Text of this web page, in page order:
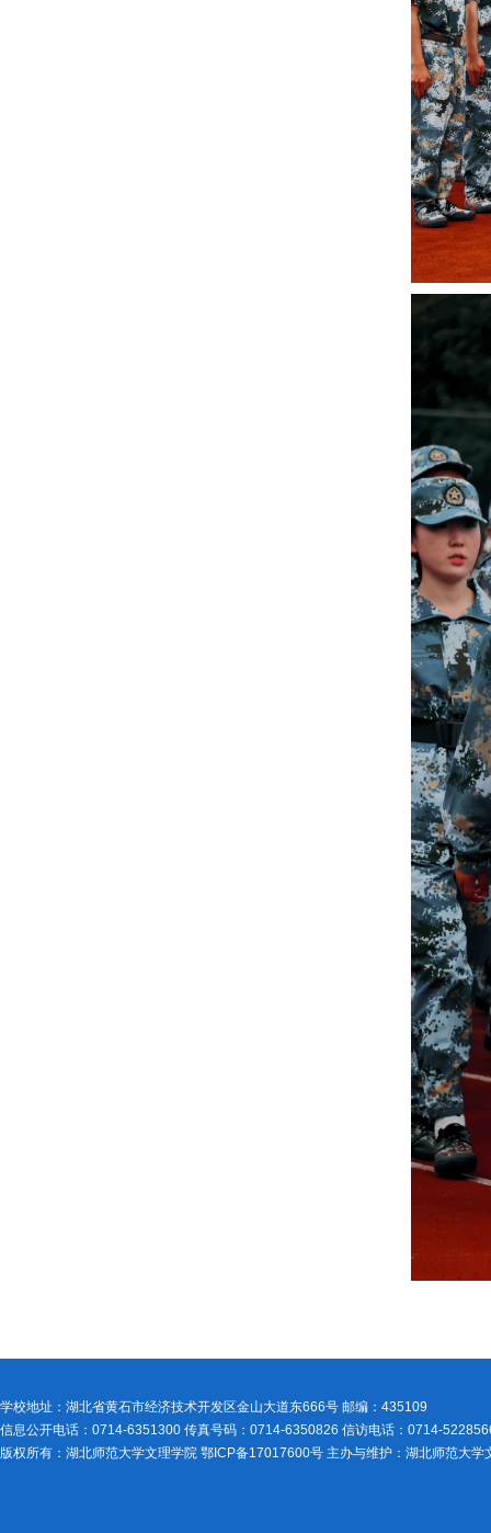
学校地址：湖北省黄石市经济技术开发区金山大道东666号 邮编：435109
信息公开电话：0714-6351300 传真号码：0714-6350826 信访电话：0714-
版权所有：湖北师范大学文理学院 鄂ICP备17017600号 主办与维护：湖北师范大学